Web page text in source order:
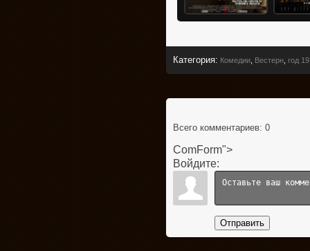
Категория: Комедии Вестерн год
Всего комментариев: 0
ComForm">
Войдите:
Отправить